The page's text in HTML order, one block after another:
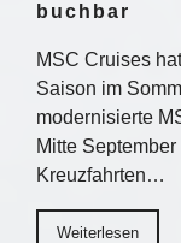
buchbar
MSC Cruises
Saison im
modernisierte
Mitte
Kreuzfahrten…
Weiterlesen